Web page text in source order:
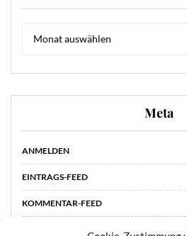
Monat auswählen
Meta
ANMELDEN
EINTRAGS-FEED
KOMMENTAR-FEED